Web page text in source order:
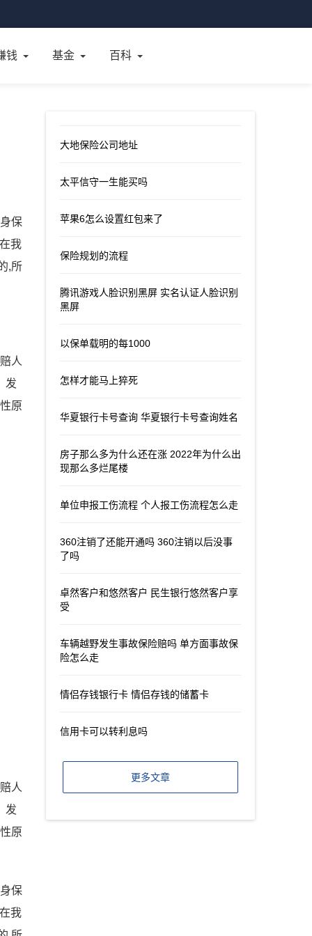
钱 基金 百科
保
我
,所
人
发
原
人
发
原
保
我
大地保险公司地址
太平信守一生能买吗
苹果6怎么设置红包来了
保险规划的流程
腾讯游戏人脸识别黑屏 实名认证人脸识别
黑屏
以保单载明的每1000
怎样才能马上猝死
华夏银行卡号查询 华夏银行卡号查询姓名
房子那么多为什么还在涨 2022年为什么出
现那么多烂尾楼
单位申报工伤流程 个人报工伤流程怎么走
360注销了还能开通吗 360注销以后没事
了吗
卓然客户和悠然客户 民生银行悠然客户享
受
车辆越野发生事故保险赔吗 单方面事故保
险怎么走
情侣存钱银行卡 情侣存钱的储蓄卡
信用卡可以转利息吗
更多文章